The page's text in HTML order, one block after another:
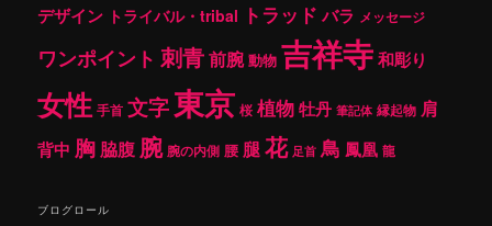
デザイン トライバル・tribal トラッド バラ メッセージ
ワンポイント 刺青前腕 動物 吉祥寺和彫り
女性 手首 文字東京 桜 植物牡丹 筆記体 縁起物 肩
背中 胸 脇腹腕 腕の内側 腰 腿花 足首 鳥 鳳凰 龍
ブログロール